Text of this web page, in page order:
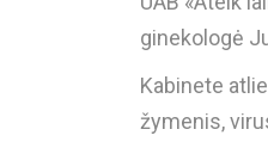
ginekologė
Kabinete
žymenis,